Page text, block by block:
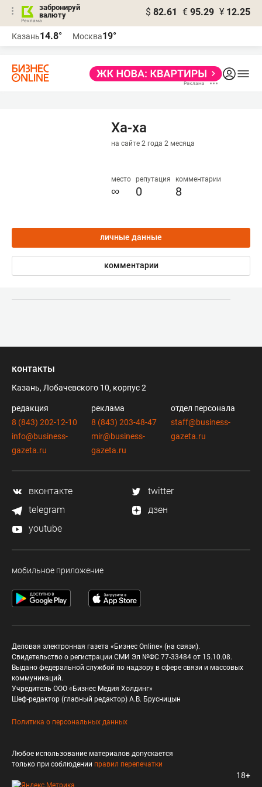
забронируй
валюту
$ 82.61 € 95.29 ¥ 12.25
Казань14.8° Москва19°
Ха-ха
на сайте 2 года 2 месяца
место
∞
репутация
0
комментарии
8
личные данные
комментарии
контакты
Казань, Лобачевского 10, корпус 2
редакция
8 (843) 202-12-10
info@business-
gazeta.ru
реклама
8 (843) 203-48-47
mir@business-
gazeta.ru
отдел персонала
staff@business-
gazeta.ru
вконтакте
twitter
telegram
дзен
youtube
мобильное приложение
Деловая электронная газета «Бизнес Online» (на связи).
Свидетельство о регистрации СМИ Эл №ФС 77-33484 от 15.10.08.
Выдано федеральной службой по надзору в сфере связи и массовых
коммуникаций.
Учредитель ООО «Бизнес Медия Холдинг»
Шеф-редактор (главный редактор) А.В. Брусницын
Политика о персональных данных
Любое использование материалов допускается
только при соблюдении правил перепечатки
18+